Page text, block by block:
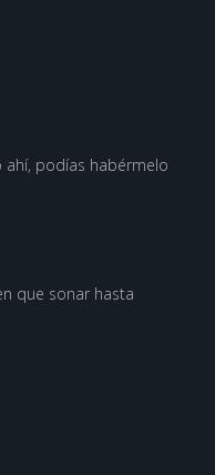
podías habérmelo
que sonar hasta